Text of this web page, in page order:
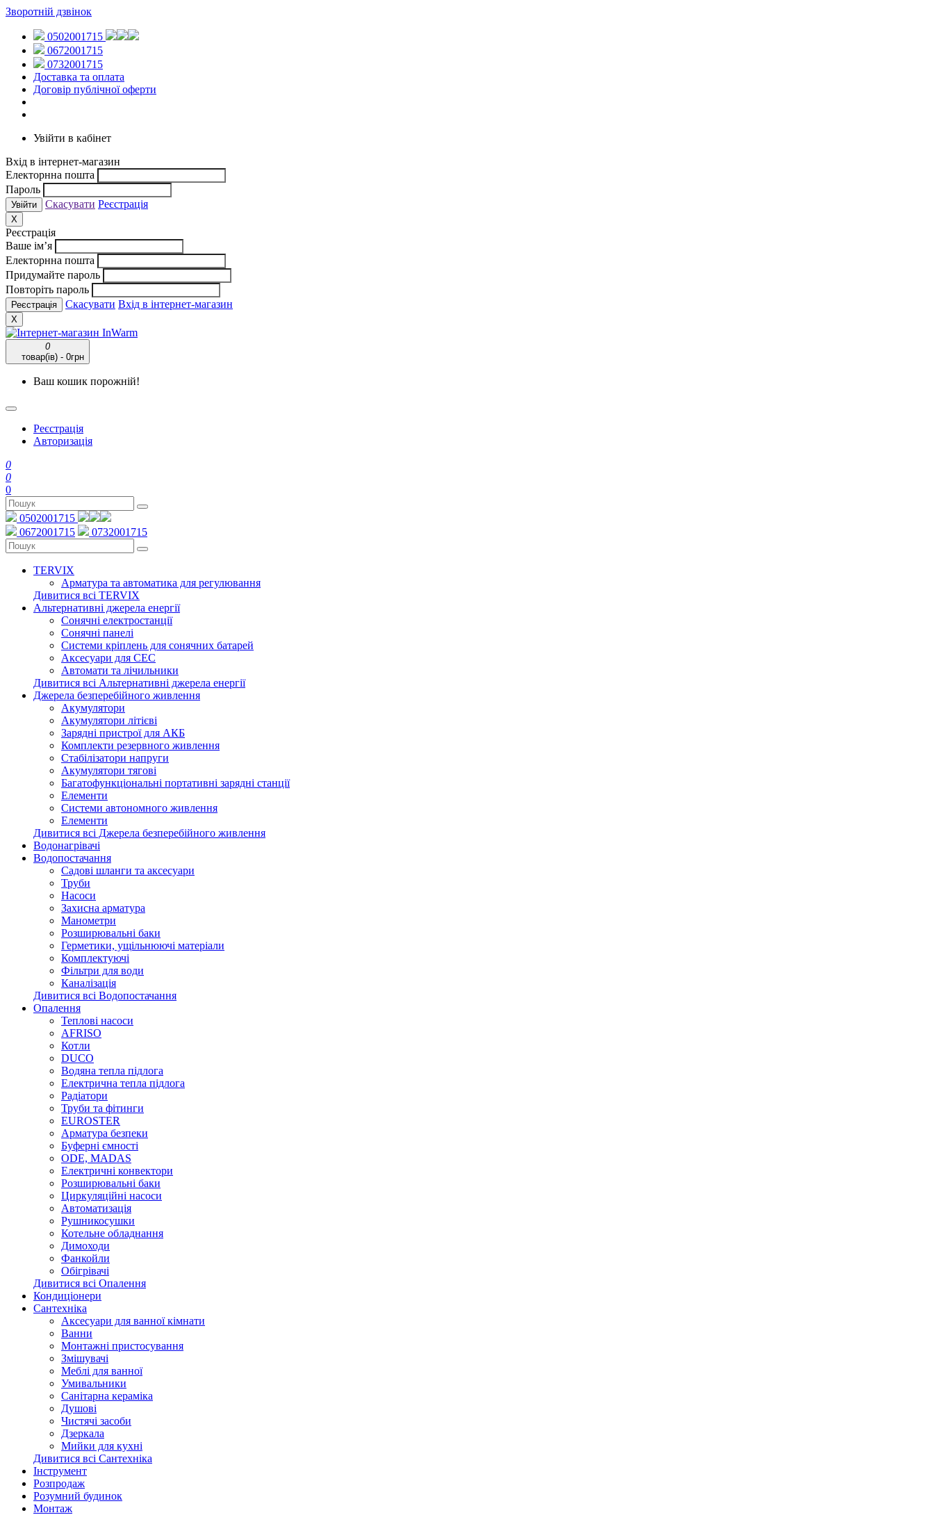
Зворотній дзвінок
0502001715
0672001715
0732001715
Доставка та оплата
Договір публічної оферти
Увійти в кабінет
Вхід в інтернет-магазин
Електорнна пошта
Пароль
Скасувати Реєстрація
X
Реєстрація
Ваше ім’я
Електорнна пошта
Придумайте пароль
Повторіть пароль
Скасувати Вхід в інтернет-магазин
X
0
товар(ів) - 0грн
Ваш кошик порожній!
Реєстрація
Авторизація
0
0
0
0502001715
0672001715
0732001715
TERVIX
Арматура та автоматика для регулювання
Дивитися всі TERVIX
Альтернативні джерела енергії
Сонячні електростанції
Сонячні панелі
Системи кріплень для сонячних батарей
Аксесуари для СЕС
Автомати та лічильники
Дивитися всі Альтернативні джерела енергії
Джерела безперебійного живлення
Акумулятори
Акумулятори літієві
Зарядні пристрої для АКБ
Комплекти резервного живлення
Стабілізатори напруги
Акумулятори тягові
Багатофункціональні портативні зарядні станції
Елементи
Системи автономного живлення
Елементи
Дивитися всі Джерела безперебійного живлення
Водонагрівачі
Водопостачання
Садові шланги та аксесуари
Труби
Насоси
Захисна арматура
Манометри
Розширювальні баки
Герметики, ущільнюючі матеріали
Комплектуючі
Фільтри для води
Каналізація
Дивитися всі Водопостачання
Опалення
Теплові насоси
AFRISO
Котли
DUCO
Водяна тепла підлога
Електрична тепла підлога
Радіатори
Труби та фітинги
EUROSTER
Арматура безпеки
Буферні ємності
ODE, MADAS
Електричні конвектори
Розширювальні баки
Циркуляційні насоси
Автоматизація
Рушникосушки
Котельне обладнання
Димоходи
Фанкойли
Обігрівачі
Дивитися всі Опалення
Кондиціонери
Сантехніка
Аксесуари для ванної кімнати
Ванни
Монтажні пристосування
Змішувачі
Меблі для ванної
Умивальники
Санітарна кераміка
Душові
Чистячі засоби
Дзеркала
Мийки для кухні
Дивитися всі Сантехніка
Інструмент
Розпродаж
Розумний будинок
Монтаж